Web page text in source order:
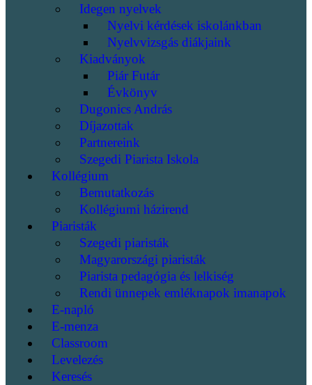
Idegen nyelvek
Nyelvi kérdések iskolánkban
Nyelvvizsgás diákjaink
Kiadványok
Piár Futár
Évkönyv
Dugonics András
Díjazottak
Partnereink
Szegedi Piarista Iskola
Kollégium
Bemutatkozás
Kollégiumi házirend
Piaristák
Szegedi piaristák
Magyarországi piaristák
Piarista pedagógia és lelkiség
Rendi ünnepek emléknapok imanapok
E-napló
E-menza
Classroom
Levelezés
Keresés